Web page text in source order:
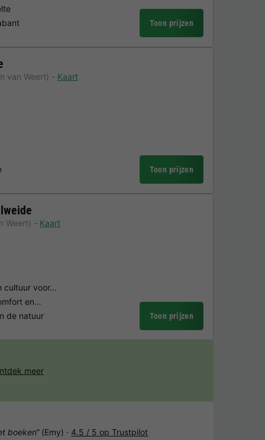
Toon prijzen
van Weert)
Kaart
Toon prijzen
Weert)
Kaart
cultuur voor…
en…
de natuur
Toon prijzen
meer
boeken“(Emy) · 4.5 / 5 op Trustpilot